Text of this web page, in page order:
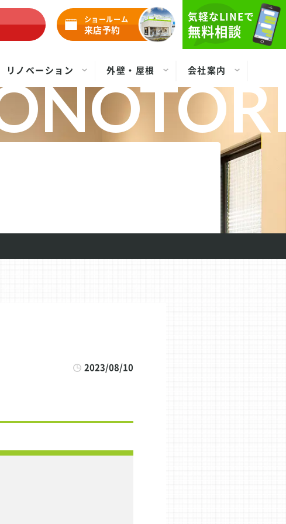
ショールーム
来店予約
気軽なLINEで
無料相談
リノベーション 外壁・屋根 会社案内
2023/08/10